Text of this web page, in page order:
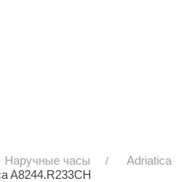
Наручные часы
Adriatica
A8244.R233CH